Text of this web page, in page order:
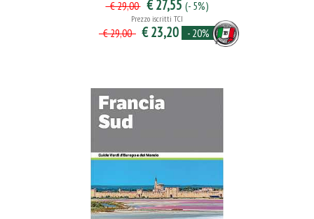
€ 29,00 € 27,55 (- 5%)
Prezzo iscritti TCI
€ 29,00 € 23,20 - 20%